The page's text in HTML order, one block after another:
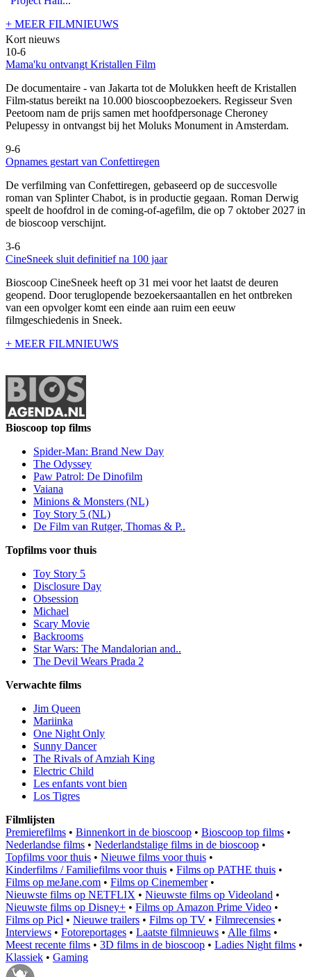
+ MEER FILMNIEUWS
Kort nieuws
10-6
Mama'ku ontvangt Kristallen Film
De documentaire - van Jakarta tot de Molukken heeft de Kristallen
Film-status bereikt na 10.000 bioscoopbezoekers. Regisseur Sven
Peetoom nam de prijs samen met hoofdpersonage Cheroney
Pelupessy in ontvangst bij het Moluks Monument in Amsterdam.
9-6
Opnames gestart van Confettiregen
De verfilming van Confettiregen, gebaseerd op de succesvolle
roman van Splinter Chabot, is in productie gegaan. Roman Derwig
speelt de hoofdrol in de coming-of-agefilm, die op 7 oktober 2027 in
de bioscoop verschijnt.
3-6
CineSneek sluit definitief na 100 jaar
Bioscoop CineSneek heeft op 31 mei voor het laatst de deuren
geopend. Door teruglopende bezoekersaantallen en het ontbreken
van een opvolger komt een einde aan ruim een eeuw
filmgeschiedenis in Sneek.
+ MEER FILMNIEUWS
Bioscoop top films
Spider-Man: Brand New Day
The Odyssey
Paw Patrol: De Dinofilm
Vaiana
Minions & Monsters (NL)
Toy Story 5 (NL)
De Film van Rutger, Thomas & P..
Topfilms voor thuis
Toy Story 5
Disclosure Day
Obsession
Michael
Scary Movie
Backrooms
Star Wars: The Mandalorian and..
The Devil Wears Prada 2
Verwachte films
Jim Queen
Mariinka
One Night Only
Sunny Dancer
The Rivals of Amziah King
Electric Child
Les enfants vont bien
Los Tigres
Filmlijsten
Premierefilms • Binnenkort in de bioscoop • Bioscoop top films •
Nederlandse films • Nederlandstalige films in de bioscoop •
Topfilms voor thuis • Nieuwe films voor thuis •
Kinderfilms / Familiefilms voor thuis • Films op PATHE thuis •
Films op meJane.com • Films op Cinemember•
Nieuwste films op NETFLIX • Nieuwste films op Videoland •
Nieuwste films op Disney+ • Films op Amazon Prime Video •
Films op Picl • Nieuwe trailers • Films op TV • Filmrecensies •
Interviews • Fotoreportages • Laatste filmnieuws • Alle films •
Meest recente films • 3D films in de bioscoop • Ladies Night films •
Klassiek • Gaming